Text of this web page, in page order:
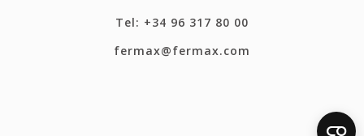
Tel: +34 96 317 80 00
fermax@fermax.com